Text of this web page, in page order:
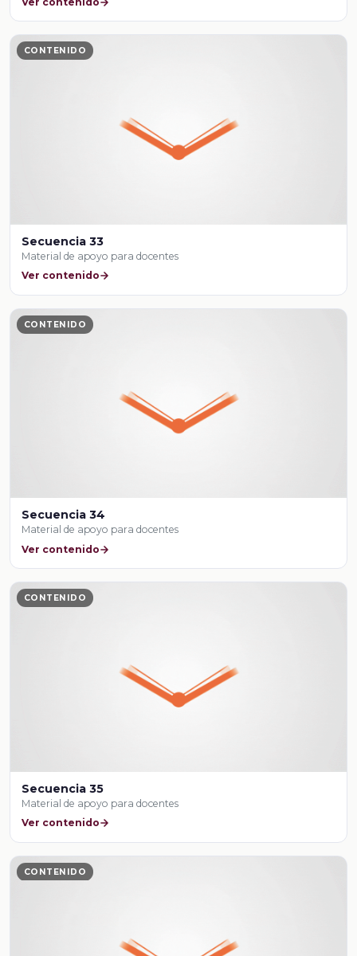
CONTENIDO
Secuencia 33
Material de apoyo para docentes
Ver contenido
CONTENIDO
Secuencia 34
Material de apoyo para docentes
Ver contenido
CONTENIDO
Secuencia 35
Material de apoyo para docentes
Ver contenido
CONTENIDO